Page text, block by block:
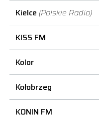
Kielce (Polskie Radio)
KISS FM
Kolor
Kołobrzeg
KONIN FM